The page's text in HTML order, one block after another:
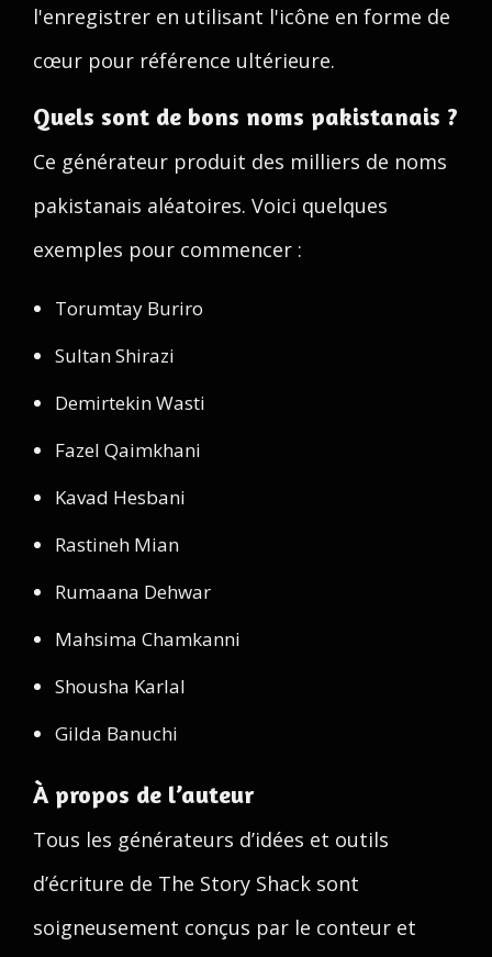
l'enregistrer en utilisant l'icône en forme de
cœur pour référence ultérieure.
Quels sont de bons noms pakistanais ?
Ce générateur produit des milliers de noms
pakistanais aléatoires. Voici quelques
exemples pour commencer :
Torumtay Buriro
Sultan Shirazi
Demirtekin Wasti
Fazel Qaimkhani
Kavad Hesbani
Rastineh Mian
Rumaana Dehwar
Mahsima Chamkanni
Shousha Karlal
Gilda Banuchi
À propos de l’auteur
Tous les générateurs d’idées et outils
d’écriture de The Story Shack sont
soigneusement conçus par le conteur et